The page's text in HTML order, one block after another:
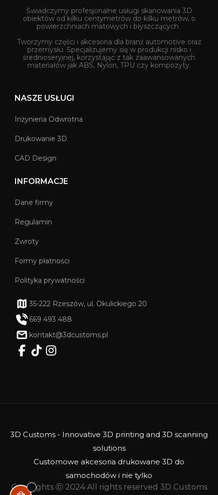
Świadczymy profesjonalne usługi skanowania 3D
obiektów od kilku centymetrów do kilku metrów, o
powierzchniach matowych i błyszczących.
Tworzymy części i akcesoria dla branż automotive oraz
przemysłu. Specjalizujemy się w produkcji nisko i
średnioseryjnej, korzystając z tak zaawansowanych
materiałów jak ABS, Nylon, TPU czy kompozyty.
NASZE USŁUGI
Inżynieria Odwrotna
Drukowanie 3D
CAD Design
INFORMACJE
Dane firmy
Regulamin
Zwroty
Formy płatności
Polityka prywatności
35-222 Rzeszów, ul. Okulickiego 20
669 493 488
kontakt@3dcustoms.pl
3D Customs - Innovative 3D printing and 3D scanning
solutions
Customowe akcesoria drukowane 3D do
samochodów i nie tylko
Copyrights ⓒ 2024 All rights reserved 3D Customs